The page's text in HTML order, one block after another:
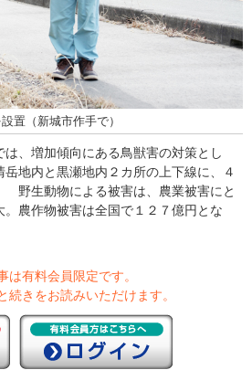
置（新城市作手で）
、増加傾向にある鳥獣害の対策とし
地内と黒瀬地内２カ所の上下線に、４
野生動物による被害は、農業被害にと
。農作物被害は全国で１２７億円とな
は有料会員限定です。
続きをお読みいただけます。